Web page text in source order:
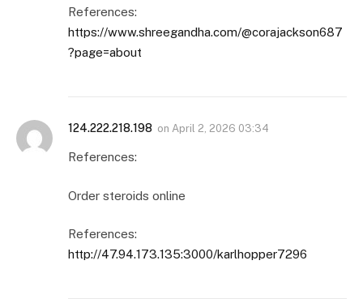
References:
https://www.shreegandha.com/@corajackson687
?page=about
124.222.218.198 on April 2, 2026 03:34
References:
Order steroids online
References:
http://47.94.173.135:3000/karlhopper7296